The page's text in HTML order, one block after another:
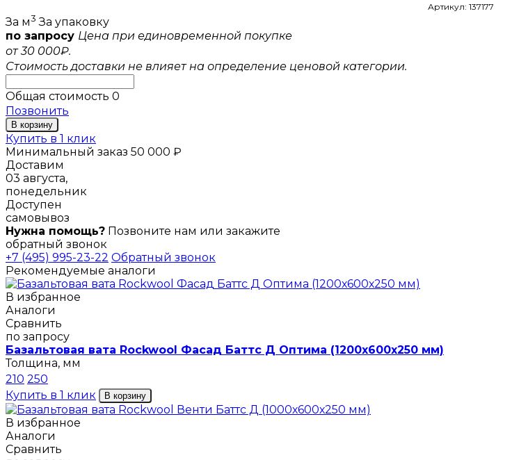
Артикул: 137177
За м3 За упаковку
по запросу Цена при единовременной покупке
от 30 000₽.
Стоимость доставки не влияет на определение ценовой категории.
Общая стоимость 0
Позвонить
В корзину
Купить в 1 клик
Минимальный заказ 50 000 ₽
Доставим
03 августа,
понедельник
Доступен
самовывоз
Нужна помощь? Позвоните нам или закажите
обратный звонок
+7 (495) 995-23-22 Обратный звонок
Рекомендуемые аналоги
В избранное
Аналоги
Сравнить
по запросу
Базальтовая вата Rockwool Фасад Баттс Д Оптима (1200х600х250 мм)
Толщина, мм
210 250
Купить в 1 клик
В корзину
В избранное
Аналоги
Сравнить